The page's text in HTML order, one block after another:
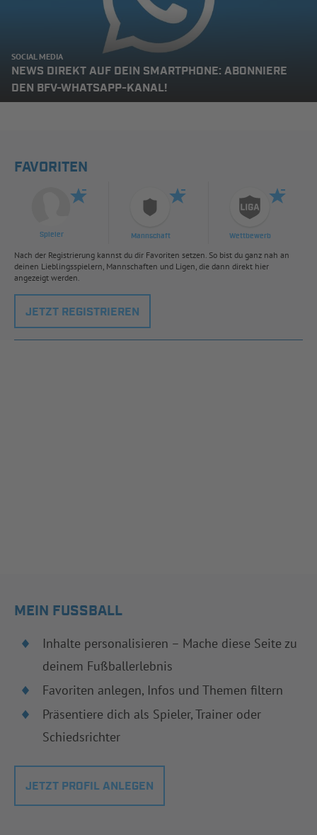
SOCIAL MEDIA
NEWS DIREKT AUF DEIN SMARTPHONE: ABONNIERE
DEN BFV-WHATSAPP-KANAL!
FAVORITEN
Spieler Mannschaft Wettbewerb
Nach der Registrierung kannst du dir Favoriten setzen. So bist du ganz nah an
deinen Lieblingsspielern, Mannschaften und Ligen, die dann direkt hier
angezeigt werden.
JETZT REGISTRIEREN
MEIN FUSSBALL
Inhalte personalisieren – Mache diese Seite zu
deinem Fußballerlebnis
Favoriten anlegen, Infos und Themen filtern
Präsentiere dich als Spieler, Trainer oder
Schiedsrichter
JETZT PROFIL ANLEGEN